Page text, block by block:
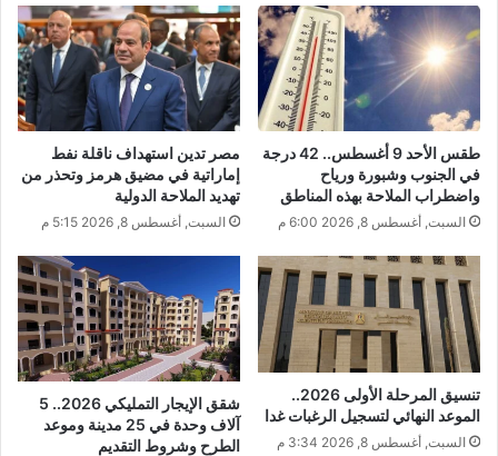
طقس الأحد 9 أغسطس.. 42 درجة
في الجنوب وشبورة ورياح
واضطراب الملاحة بهذه المناطق
السبت, أغسطس 8, 2026 6:00 م
مصر تدين استهداف ناقلة نفط
إماراتية في مضيق هرمز وتحذر من
تهديد الملاحة الدولية
السبت, أغسطس 8, 2026 5:15 م
تنسيق المرحلة الأولى 2026..
الموعد النهائي لتسجيل الرغبات غدا
السبت, أغسطس 8, 2026 3:34 م
شقق الإيجار التمليكي 2026.. 5
آلاف وحدة في 25 مدينة وموعد
الطرح وشروط التقديم